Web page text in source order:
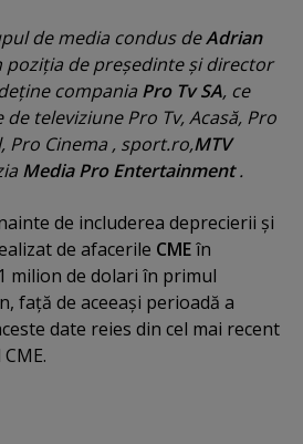
de media condus deAdrian
poziţia de preşedinte şi director
compania Pro Tv SA, ce
televiziune Pro Tv, Acasă, Pro
Pro Cinema , sport.ro,MTV
Media Pro Entertainment.
de includerea deprecierii şi
de afacerile CMEîn
milion de dolari în primul
faţă de aceeaşi perioadă a
date reies din cel mai recent